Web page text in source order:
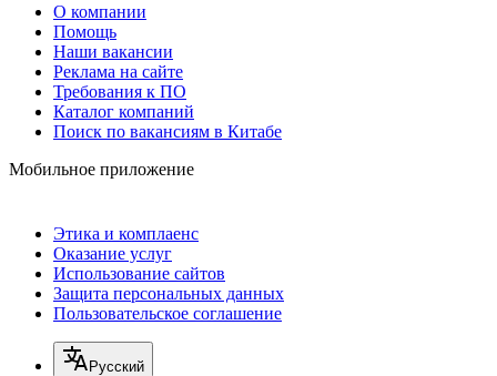
О компании
Помощь
Наши вакансии
Реклама на сайте
Требования к ПО
Каталог компаний
Поиск по вакансиям в Китабе
Мобильное приложение
Этика и комплаенс
Оказание услуг
Использование сайтов
Защита персональных данных
Пользовательское соглашение
Русский